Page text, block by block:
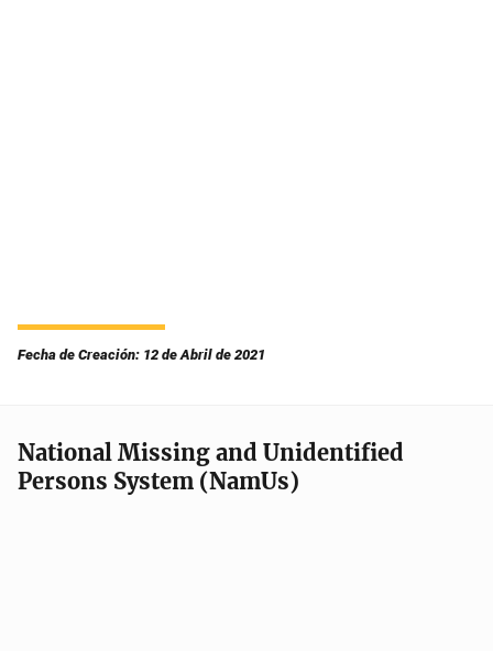
Fecha de Creación: 12 de Abril de 2021
National Missing and Unidentified
Persons System (NamUs)